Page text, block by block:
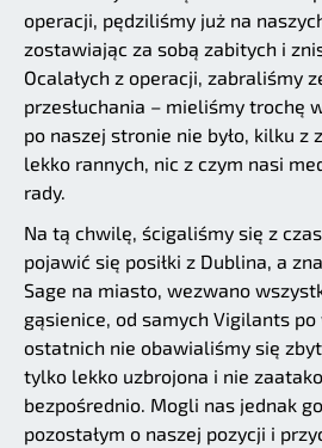
operacji, pędziliśmy już na
zostawiając za sobą zabitych i
Ocalałych z operacji, zabraliśmy
przesłuchania – mieliśmy trochę
po naszej stronie nie było, kilku z
lekko rannych, nic z czym nasi
rady.
Na tą chwilę, ścigaliśmy się z
pojawić się posiłki z Dublina, a
Sage na miasto, wezwano
gąsienice, od samych Vigilants
ostatnich nie obawialiśmy się
tylko lekko uzbrojona i nie
bezpośrednio. Mogli nas jednak
pozostałym o naszej pozycji i